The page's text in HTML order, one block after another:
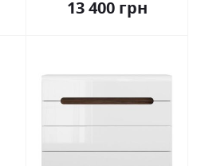
13 400 грн